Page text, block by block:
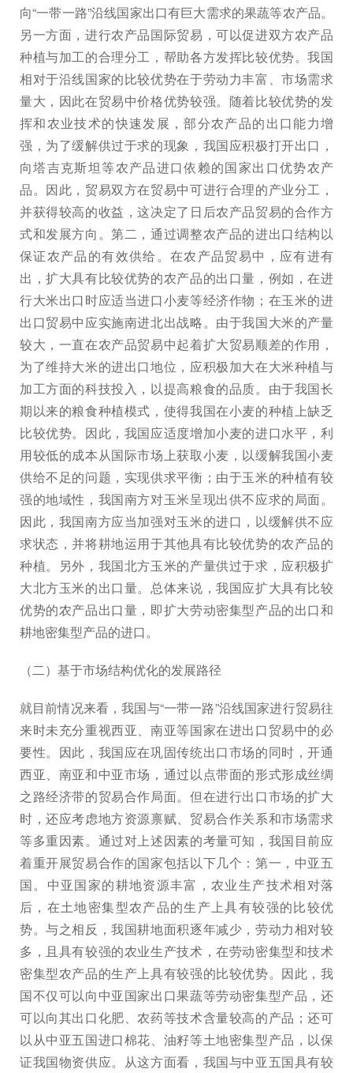
向“一带一路”沿线国家出口有巨大需求的果蔬等农产品。
另一方面，进行农产品国际贸易，可以促进双方农产品
种植与加工的合理分工，帮助各方发挥比较优势。我国
相对于沿线国家的比较优势在于劳动力丰富、市场需求
量大，因此在贸易中价格优势较强。随着比较优势的发
挥和农业技术的快速发展，部分农产品的出口能力增
强，为了缓解供过于求的现象，我国应积极打开出口，
向塔吉克斯坦等农产品进口依赖的国家出口优势农产
品。因此，贸易双方在贸易中可进行合理的产业分工，
并获得较高的收益，这决定了日后农产品贸易的合作方
式和发展方向。第二，通过调整农产品的进出口结构以
保证农产品的有效供给。在农产品贸易中，应有进有
出，扩大具有比较优势的农产品的出口量，例如，在进
行大米出口时应适当进口小麦等经济作物；在玉米的进
出口贸易中应实施南进北出战略。由于我国大米的产量
较大，一直在农产品贸易中起着扩大贸易顺差的作用，
为了维持大米的进出口地位，应积极加大在大米种植与
加工方面的科技投入，以提高粮食的品质。由于我国长
期以来的粮食种植模式，使得我国在小麦的种植上缺乏
比较优势。因此，我国应适度增加小麦的进口水平，利
用较低的成本从国际市场上获取小麦，以缓解我国小麦
供给不足的问题，实现供求平衡；由于玉米的种植有较
强的地域性，我国南方对玉米呈现出供不应求的局面。
因此，我国南方应当加强对玉米的进口，以缓解供不应
求状态，并将耕地运用于其他具有比较优势的农产品的
种植。另外，我国北方玉米的产量供过于求，应积极扩
大北方玉米的出口量。总体来说，我国应扩大具有比较
优势的农产品出口量，即扩大劳动密集型产品的出口和
耕地密集型产品的进口。
（二）基于市场结构优化的发展路径
就目前情况来看，我国与“一带一路”沿线国家进行贸易往
来时未充分重视西亚、南亚等国家在进出口贸易中的必
要性。因此，我国应在巩固传统出口市场的同时，开通
西亚、南亚和中亚市场，通过以点带面的形式形成丝绸
之路经济带的贸易合作局面。但在进行出口市场的扩大
时，还应考虑地方资源禀赋、贸易合作关系和市场需求
等多重因素。通过对上述因素的考量可知，我国目前应
着重开展贸易合作的国家包括以下几个：第一，中亚五
国。中亚国家的耕地资源丰富，农业生产技术相对落
后，在土地密集型农产品的生产上具有较强的比较优
势。与之相反，我国耕地面积逐年减少，劳动力相对较
多，且具有较强的农业生产技术，在劳动密集型和技术
密集型农产品的生产上具有较强的比较优势。因此，我
国不仅可以向中亚国家出口果蔬等劳动密集型产品，还
可以向其出口化肥、农药等技术含量较高的产品；还可
以从中亚五国进口棉花、油籽等土地密集型产品，以保
证我国物资供应。从这方面看，我国与中亚五国具有较